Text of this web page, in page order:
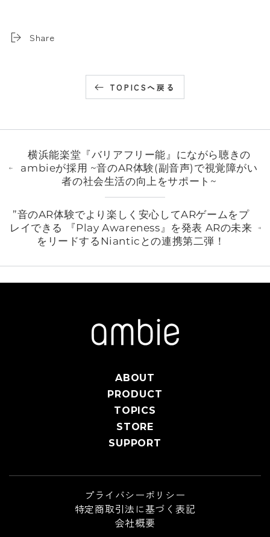
Share
TOPICSへ戻る
横浜能楽堂『バリアフリー能』にながら聴きの
ambieが採用 ~音のAR体験(副音声)で視覚障がい
者の社会生活の向上をサポート~
”音のAR体験でより楽しく安心してARゲームをプ
レイできる 『Play Awareness』を発表 ARの未来
をリードするNianticとの連携第二弾！
ABOUT
PRODUCT
TOPICS
STORE
SUPPORT
プライバシーポリシー
特定商取引法に基づく表記
会社概要